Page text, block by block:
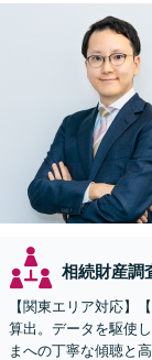
相続財産調
【関東エリア対応】
算出。データを駆使
まへの丁寧な傾聴と